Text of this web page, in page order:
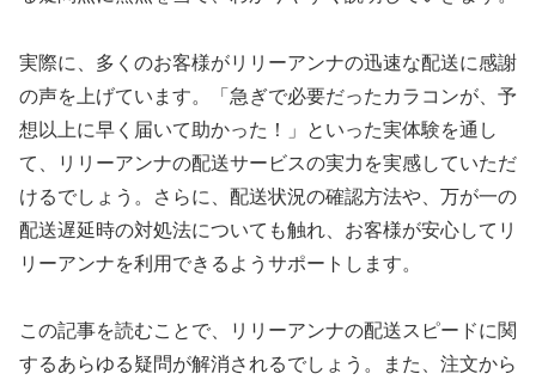
実際に、多くのお客様がリリーアンナの迅速な配送に感謝
の声を上げています。「急ぎで必要だったカラコンが、予
想以上に早く届いて助かった！」といった実体験を通し
て、リリーアンナの配送サービスの実力を実感していただ
けるでしょう。さらに、配送状況の確認方法や、万が一の
配送遅延時の対処法についても触れ、お客様が安心してリ
リーアンナを利用できるようサポートします。
この記事を読むことで、リリーアンナの配送スピードに関
するあらゆる疑問が解消されるでしょう。また、注文から